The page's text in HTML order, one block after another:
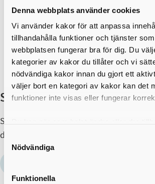
Denna webbplats använder cookies
Vi använder kakor för att anpassa
tillhandahålla funktioner och tjänster
webbplatsen fungerar bra för dig. Du
kategorier av kakor du tillåter och vi
nödvändiga kakor innan du gjort ett
väljer bort en kategori av kakor kan det
funktioner inte visas eller fungerar
användning av kakor som du hittar
Samtyckesval
Nödvändiga
Funktionella
undersköterska)
Det finns också möjligheter för dig
kognitiv neurovetenskap,
liknande beteendevetenskapliga
jobba extra inom våra
Så här anmäler du ditt
Skicka in din ansökan till oss. Berätta
du är intresserad av och vilken erfarenhet